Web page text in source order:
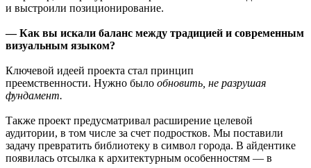
и выстроили позиционирование.
— Как вы искали баланс между традицией и современным
визуальным языком?
Ключевой идеей проекта стал принцип
преемственности. Нужно было обновить, не разрушая
фундамент.
Также проект предусматривал расширение целевой
аудитории, в том числе за счет подростков. Мы поставили
задачу превратить библиотеку в символ города. В айдентике
появилась отсылка к архитектурным особенностям — в